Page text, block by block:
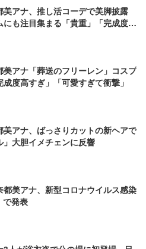
美アナ、推し活コーデで美脚披露
にも注目集まる「貴重」「完成度高
美アナ「葬送のフリーレン」コスプ
度高すぎ」「可愛すぎて衝撃」
美アナ、ばっさりカットの新ヘアで
」大胆イメチェンに反響
都美アナ、新型コロナウイルス感染
で発表